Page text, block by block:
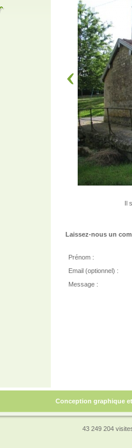
Il
Laissez-nous un
Prénom :
Email (optionnel) :
Message :
Conception graphique
43 249 204